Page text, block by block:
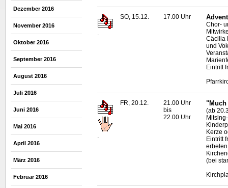
Dezember 2016
November 2016
Oktober 2016
September 2016
August 2016
Juli 2016
Juni 2016
Mai 2016
April 2016
März 2016
Februar 2016
.
SO, 15.12. 17.00 Uhr
Chor-
Cäcilia
und
Eintritt
FR, 20.12.
21.00 Uhr
bis
22.00 Uhr
"Much
(ab
Kerze
Eintritt
(bei